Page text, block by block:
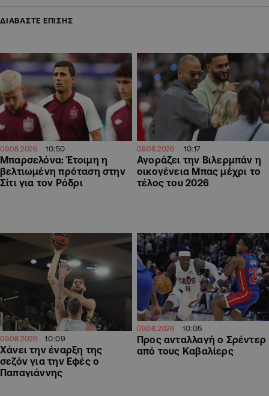
ΔΙΑΒΑΣΤΕ ΕΠΙΣΗΣ
09.08.2026 10:50
Μπαρσελόνα: Έτοιμη η
βελτιωμένη πρόταση στην
Σίτι για τον Ρόδρι
09.08.2026 10:17
Αγοράζει την Βιλερμπάν η
οικογένεια Μπας μέχρι το
τέλος του 2026
09.08.2026 10:09
Χάνει την έναρξη της
σεζόν για την Εφές ο
Παπαγιάννης
09.08.2026 10:05
Προς ανταλλαγή ο Σρέντερ
από τους Καβαλίερς